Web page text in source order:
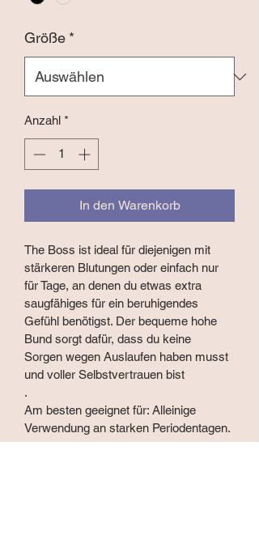
Größe *
Anzahl *
In den Warenkorb
The Boss ist ideal für diejenigen mit
stärkeren Blutungen oder einfach nur
für Tage, an denen du etwas extra
saugfähiges für ein beruhigendes
Gefühl benötigst. Der bequeme hohe
Bund sorgt dafür, dass du keine
Sorgen wegen Auslaufen haben musst
und voller Selbstvertrauen bist
.
Am besten geeignet für: Alleinige
Verwendung an starken Periodentagen.